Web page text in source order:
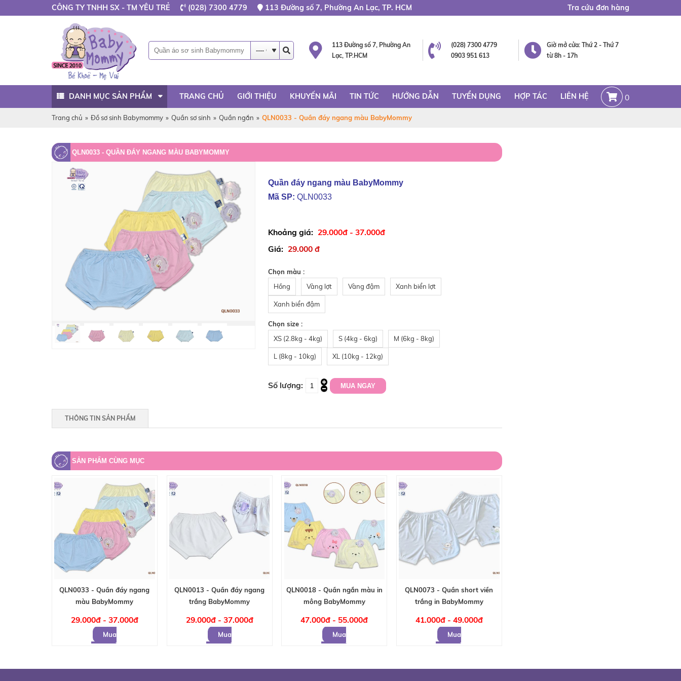
CÔNG TY TNHH SX - TM YÊU TRẺ (028) 7300 4779 113 Đường số 7, Phường An Lạc, TP. HCM Tra cứu đơn hàng
113 Đường số 7, Phường An
Lạc, TP.HCM
(028) 7300 4779
0903 951 613
Giờ mở cửa: Thứ 2 - Thứ 7
từ 8h - 17h
DANH MỤC SẢN PHẨM TRANG CHỦ GIỚI THIỆU KHUYẾN MÃI TIN TỨC HƯỚNG DẪN TUYỂN DỤNG HỢP TÁC LIÊN HỆ 0
Trang chủ » Đồ sơ sinh Babymommy » Quần sơ sinh » Quần ngắn » QLN0033 - Quần đáy ngang màu BabyMommy
QLN0033 - QUẦN ĐÁY NGANG MÀU BABYMOMMY
Quần đáy ngang màu BabyMommy
Mã SP: QLN0033
29.000đ - 37.000đ
29.000 đ
Chọn màu :
Hồng
Vàng lợt Vàng đậm Xanh biển lợt
Xanh biển đậm
Chọn size :
XS (2.8kg - 4kg)
S (4kg - 6kg) M (6kg - 8kg)
L (8kg - 10kg) XL (10kg - 12kg)
THÔNG TIN SẢN PHẨM
SẢN PHẨM CÙNG MỤC
QLN0033 - Quần đáy ngang
màu BabyMommy
29.000đ - 37.000đ
Mua
QLN0013 - Quần đáy ngang
trắng BabyMommy
29.000đ - 37.000đ
Mua
QLN0018 - Quần ngắn màu in
mông BabyMommy
47.000đ - 55.000đ
Mua
QLN0073 - Quần short viền
trắng in BabyMommy
41.000đ - 49.000đ
Mua